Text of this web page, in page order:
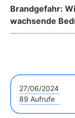
Brandgefahr:
wachsende
27/06/2024
89 Aufrufe